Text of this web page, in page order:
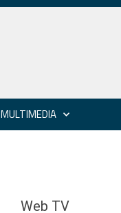
MULTIMEDIA
Web TV